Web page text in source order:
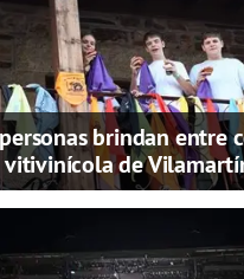
brindan entre
de